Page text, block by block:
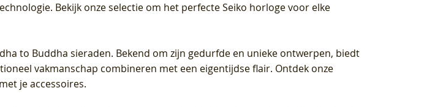
Bekijk onze selectie om het perfecte Seiko horloge voor elke
to Buddha sieraden. Bekend om zijn gedurfde en unieke ontwerpen, biedt
vakmanschap combineren met een eigentijdse flair. Ontdek onze
je accessoires.